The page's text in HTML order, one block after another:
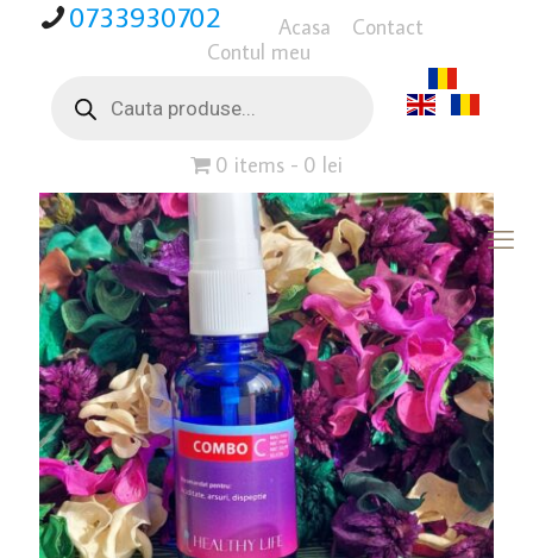
0733930702 Acasa
Contact
Contul meu
search
0 items 0 lei